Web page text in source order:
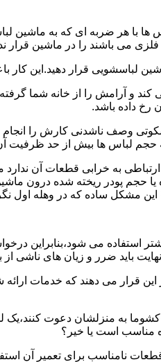
ها با هر ضربه ای که به
می باشند را در ماشین قرار
لباسشویی قرار دهید.این
و آرامش را از خانه شما
رخ داده باشد.
وصف ناشدنی کارش را
حجم لباس ها بیش از حد
به خرابی قطعات آن
حجم پودر ریخته شده درون
این مشکل ساده که در وهله اول
استفاده می شود،بنابراین
باید ضرر و زیان های ناشی از
این قرار می دهند که خدمات
به منزلشان دعوت
مناسب است یا خیر؟
نامناسب برای تعمیر آن